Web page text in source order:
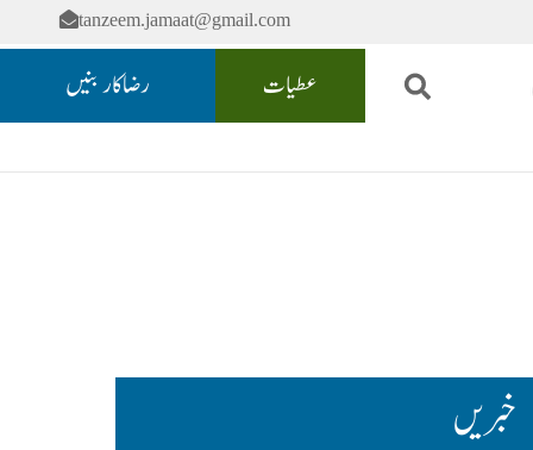
tanzeem.jamaat@gmail.com
عطیات رضاکار بنیں
خبریں